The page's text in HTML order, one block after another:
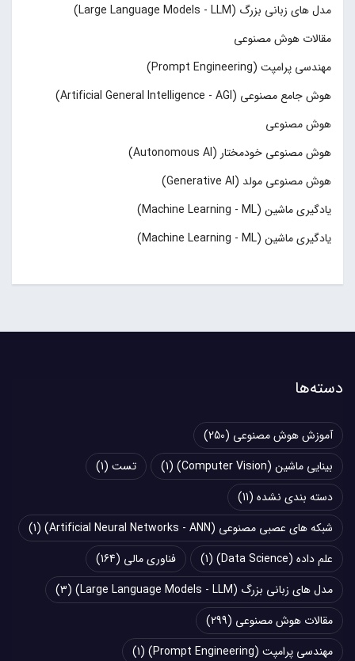
مدل های زبانی بزرگ (Large Language Models - LLM)
مقالات هوش مصنوعی
مهندسی پرامپت (Prompt Engineering)
هوش جامع مصنوعی (Artificial General Intelligence - AGI)
هوش مصنوعی
هوش مصنوعی خودمختار (Autonomous AI)
هوش مصنوعی مولد (Generative AI)
یادگیری ماشین (Machine Learning - ML)
یادگیری ماشین (Machine Learning - ML)
دسته‌ها
آموزش هوش مصنوعی (250)
بینایی ماشین (Computer Vision)
(1) تست (1)
دسته بندی نشده (11)
شبکه های عصبی مصنوعی (Artificial Neural Networks - ANN)
(1)
علم داده (Data Science)
(1) فناوری مالی (164)
مدل های زبانی بزرگ (Large Language Models - LLM)
(3)
مقالات هوش مصنوعی (299)
مهندسی پرامپت (Prompt Engineering)
(1)